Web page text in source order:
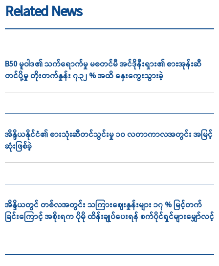
Related News
B50 မူဝါဒ၏ သက်ရောက်မှု မစတင်မီ အင်ဒိုနီးရှား၏ စားအုန်းဆီ
တင်ပို့မှု တိုးတက်နှုန်း ၇.၃၂ % အထိ နှေးကွေးသွားခဲ့
အိန္ဒိယနိုင်ငံ၏ စားသုံးဆီတင်သွင်းမှု ၁၀ လတာကာလအတွင်း အမြင့်
ဆုံးဖြစ်ခဲ့
အိန္ဒိယတွင် တစ်လအတွင်း သကြားဈေးနှုန်းများ ၁၇ % မြင့်တက်
ခြင်းကြောင့် အစိုးရက ပိုမို ထိန်းချုပ်ပေးရန် စက်ပိုင်ရှင်များမျှော်လင့်